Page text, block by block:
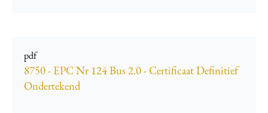
pdf
8750 - EPC Nr 124 Bus 2.0 - Certificaat Definitief
Ondertekend